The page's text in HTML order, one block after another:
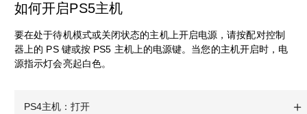
如何开启PS5主机
要在处于待机模式或关闭状态的主机上开启电源，请按配对控制
器上的 PS 键或按 PS5 主机上的电源键。当您的主机开启时，电
源指示灯会亮起白色。
PS4主机：打开